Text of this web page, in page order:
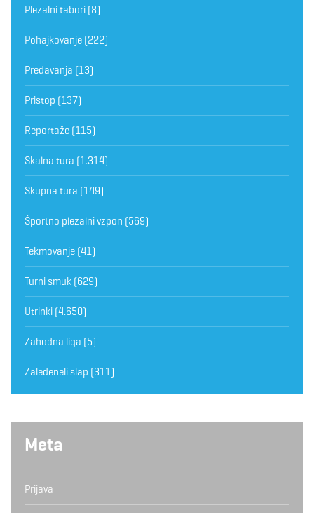
Plezalni tabori (8)
Pohajkovanje (222)
Predavanja (13)
Pristop (137)
Reportaže (115)
Skalna tura (1.314)
Skupna tura (149)
Športno plezalni vzpon (569)
Tekmovanje (41)
Turni smuk (629)
Utrinki (4.650)
Zahodna liga (5)
Zaledeneli slap (311)
Meta
Prijava